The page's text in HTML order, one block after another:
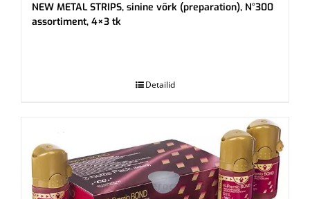
NEW METAL STRIPS, sinine võrk (preparation), N°300
assortiment, 4×3 tk
Detailid